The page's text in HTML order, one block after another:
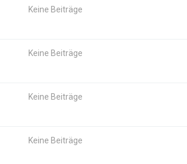
Keine Beiträge
Keine Beiträge
Keine Beiträge
Keine Beiträge